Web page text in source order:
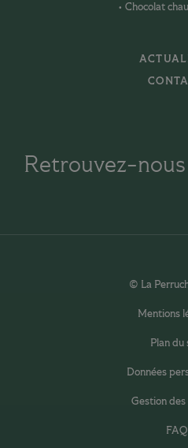
Chocolat
Retrouvez-
© La
Mentions
Plan du
Données
Gestion des
FAQ